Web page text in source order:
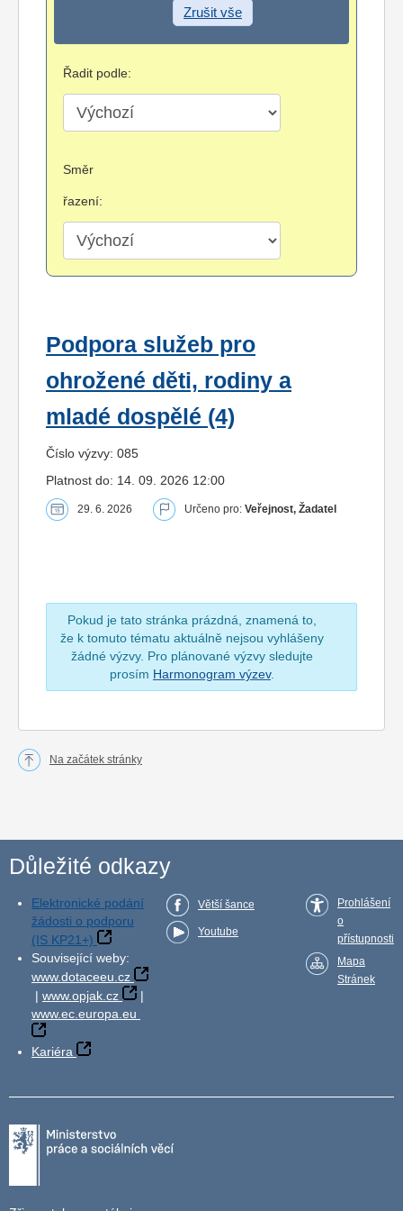
Zrušit vše
Řadit podle:
Směr
řazení:
Podpora služeb pro
ohrožené děti, rodiny a
mladé dospělé (4)
Číslo výzvy: 085
Platnost do: 14. 09. 2026 12:00
29. 6. 2026 Určeno pro: Veřejnost, Žadatel
Pokud je tato stránka prázdná, znamená to,
že k tomuto tématu aktuálně nejsou vyhlášeny
žádné výzvy. Pro plánované výzvy sledujte
prosím Harmonogram výzev.
Na začátek stránky
Důležité odkazy
Elektronické podání
žádosti o podporu
(IS KP21+)
Související weby:
www.dotaceeu.cz
| www.opjak.cz
|
www.ec.europa.eu
Kariéra
Větší šance
Youtube
Prohlášení
o
přístupnosti
Mapa
Stránek